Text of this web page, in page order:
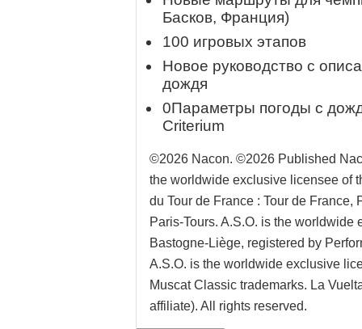
Басков, Франция)
100 игровых этапов
Новое руководство с
дождя
0Параметры погоды с
Criterium
©2026 Nacon. ©2026 Published
the worldwide exclusive licensee of
du Tour de France : Tour de
Paris-Tours. A.S.O. is the
Bastogne-Liège, registered by
A.S.O. is the worldwide exclusive
Muscat Classic trademarks. La
affiliate). All rights reserved.